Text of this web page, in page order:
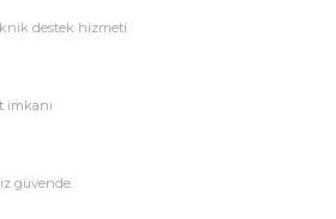
destek hizmeti
imkanı
güvende.